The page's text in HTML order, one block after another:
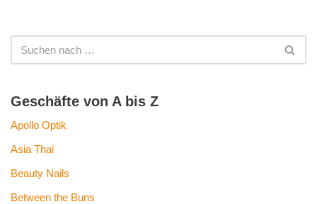
Geschäfte von A bis Z
Apollo Optik
Asia Thai
Beauty Nails
Between the Buns